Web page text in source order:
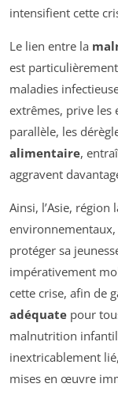
intensifient cette
Le lien entre la
est
maladies
extrêmes, prive les
parallèle, les
alimentaire,
aggravent
Ainsi, l’Asie, région
environnementaux,
protéger sa
impérativement
cette crise, afin de
adéquate pour
malnutrition
inextricablement
mises en œuvre